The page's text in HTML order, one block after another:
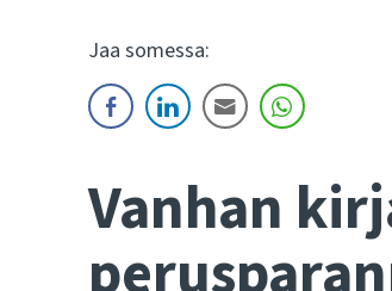
Jaa somessa:
Vanhan